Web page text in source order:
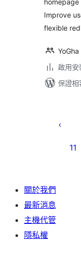
Improve
flexible
YoGha
啟用
保證
11
關於我們
最新消息
主機代管
隱私權